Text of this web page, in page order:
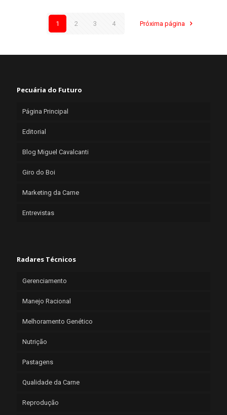
1 2 3 4 Próxima página
Pecuária do Futuro
Página Principal
Editorial
Blog Miguel Cavalcanti
Giro do Boi
Marketing da Carne
Entrevistas
Radares Técnicos
Gerenciamento
Manejo Racional
Melhoramento Genético
Nutrição
Pastagens
Qualidade da Carne
Reprodução